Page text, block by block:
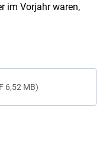
im Vorjahr waren,
6,52 MB